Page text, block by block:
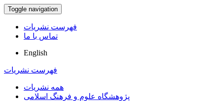
Toggle navigation
فهرست نشریات
تماس با ما
English
فهرست نشریات
همه نشریات
پژوهشگاه علوم و فرهنگ اسلامی